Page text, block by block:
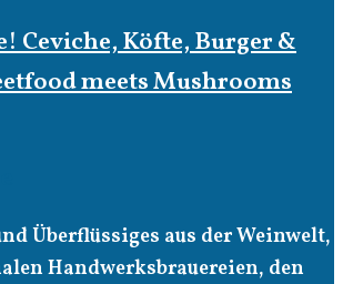
Ceviche, Köfte, Burger &
meets Mushrooms
Überflüssiges aus der Weinwelt,
Handwerksbrauereien, den